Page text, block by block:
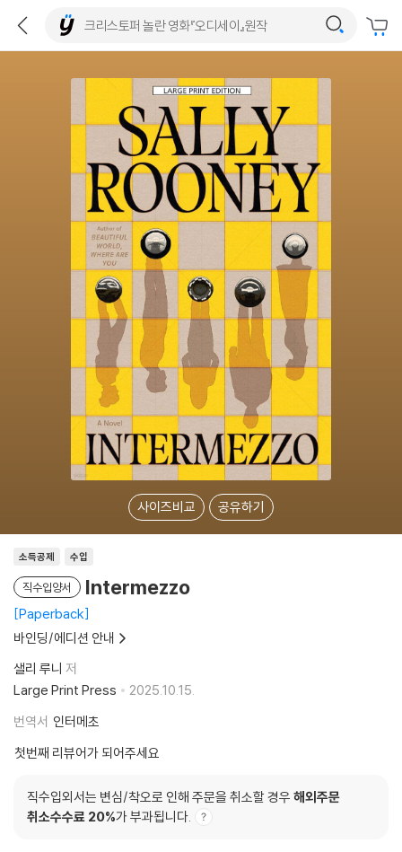
사이즈비교 공유하기
소득공제 수입
직수입양서 Intermezzo
Paperback
바인딩/에디션 안내
샐리 루니 저
Large Print Press
2025.10.15.
번역서 인터메초
첫번째 리뷰어가 되어주세요
직수입외서는 변심/착오로 인해 주문을 취소할 경우 해외주문
취소수수료 20%가 부과됩니다.